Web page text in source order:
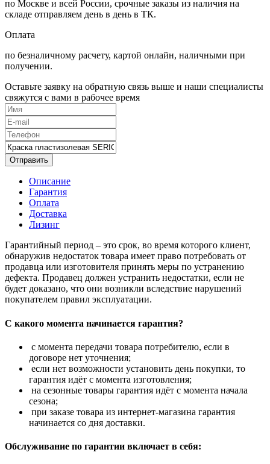
по Москве и всей России, срочные заказы из наличия на
складе отправляем день в день в ТК.
Оплата
по безналичному расчету, картой онлайн, наличными при
получении.
Оставьте заявку на обратную связь выше и наши специалисты
свяжутся с вами в рабочее время
Отправить
Описание
Гарантия
Оплата
Доставка
Лизинг
Гарантийный период – это срок, во время которого клиент,
обнаружив недостаток товара имеет право потребовать от
продавца или изготовителя принять меры по устранению
дефекта. Продавец должен устранить недостатки, если не
будет доказано, что они возникли вследствие нарушений
покупателем правил эксплуатации.
С какого момента начинается гарантия?
с момента передачи товара потребителю, если в
договоре нет уточнения;
если нет возможности установить день покупки, то
гарантия идёт с момента изготовления;
на сезонные товары гарантия идёт с момента начала
сезона;
при заказе товара из интернет-магазина гарантия
начинается со дня доставки.
Обслуживание по гарантии включает в себя: